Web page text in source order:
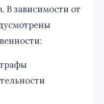
В зависимости от